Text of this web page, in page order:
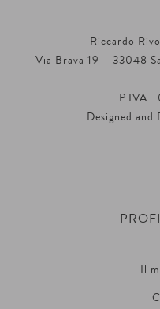
Riccardo
Via Brava 19 – 33048
P.IVA :
Designed and
Il